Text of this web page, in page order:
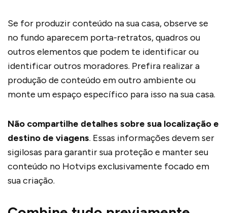
Se for produzir conteúdo na sua casa, observe se
no fundo aparecem porta-retratos, quadros ou
outros elementos que podem te identificar ou
identificar outros moradores. Prefira realizar a
produção de conteúdo em outro ambiente ou
monte um espaço específico para isso na sua casa.
Não compartilhe detalhes sobre sua localização e
destino de viagens. Essas informações devem ser
sigilosas para garantir sua proteção e manter seu
conteúdo no Hotvips exclusivamente focado em
sua criação.